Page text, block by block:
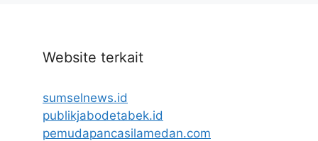
Website terkait
sumselnews.id
publikjabodetabek.id
pemudapancasilamedan.com